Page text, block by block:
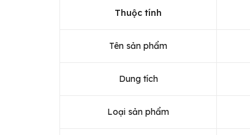
Thuộc tính
Tên sản phẩm
Dung tích
Loại sản phẩm